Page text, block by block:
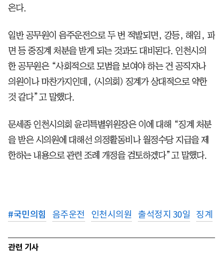
온다.
일반 공무원이 음주운전으로 두 번 적발되면, 강등, 해임, 파
면 등 중징계 처분을 받게 되는 것과도 대비된다. 인천시의
한 공무원은 “사회적으로 모범을 보여야 하는 건 공직자나
의원이나 마찬가지인데, (시의회) 징계가 상대적으로 약한
것 같다”고 말했다.
문세종 인천시의회 윤리특별위원장은 이에 대해 “징계 처분
을 받은 시의원에 대해선 의정활동비나 월정수당 지급을 제
한하는 내용으로 관련 조례 개정을 검토하겠다”고 말했다.
#국민의힘 음주운전 인천시의원 출석정지 30일 징계
관련 기사